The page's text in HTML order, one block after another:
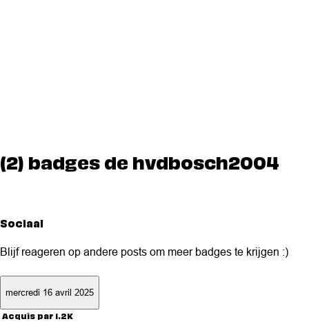
(2) badges de hvdbosch2004
Sociaal
Blijf reageren op andere posts om meer badges te krijgen :)
mercredi 16 avril 2025
Acquis par 1.2K